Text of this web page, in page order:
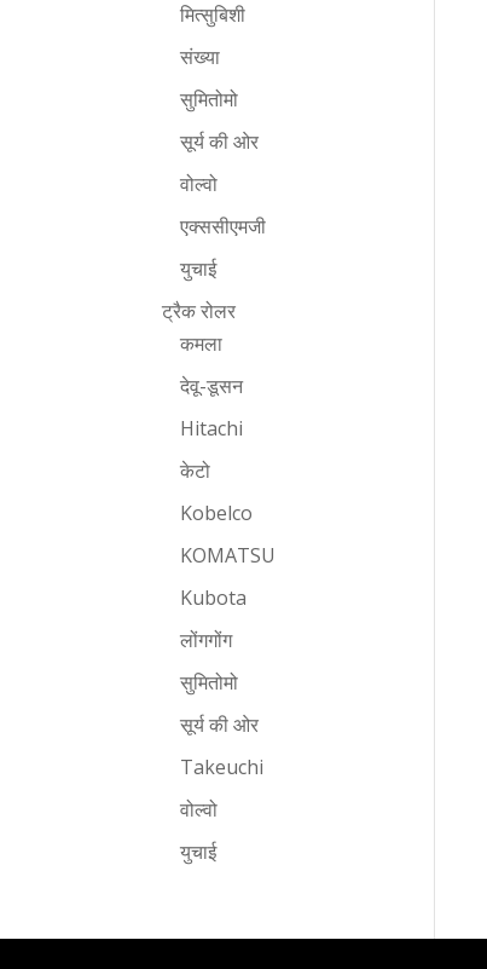
मित्सुबिशी
संख्या
सुमितोमो
सूर्य की ओर
वोल्वो
एक्ससीएमजी
युचाई
ट्रैक रोलर
कमला
देवू-डूसन
Hitachi
केटो
Kobelco
KOMATSU
Kubota
लोंगगोंग
सुमितोमो
सूर्य की ओर
Takeuchi
वोल्वो
युचाई